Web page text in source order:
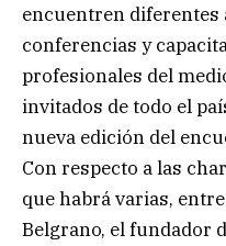
encuentren diferentes
conferencias y
profesionales del
invitados de todo el
nueva edición del
Con respecto a las
que habrá varias,
Belgrano, el fundador